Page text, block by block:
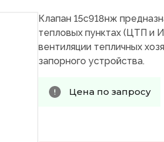
Клапан 15с918нж
тепловых пунктах (ЦТП и
вентиляции тепличных
запорного устройства.
Цена по запросу